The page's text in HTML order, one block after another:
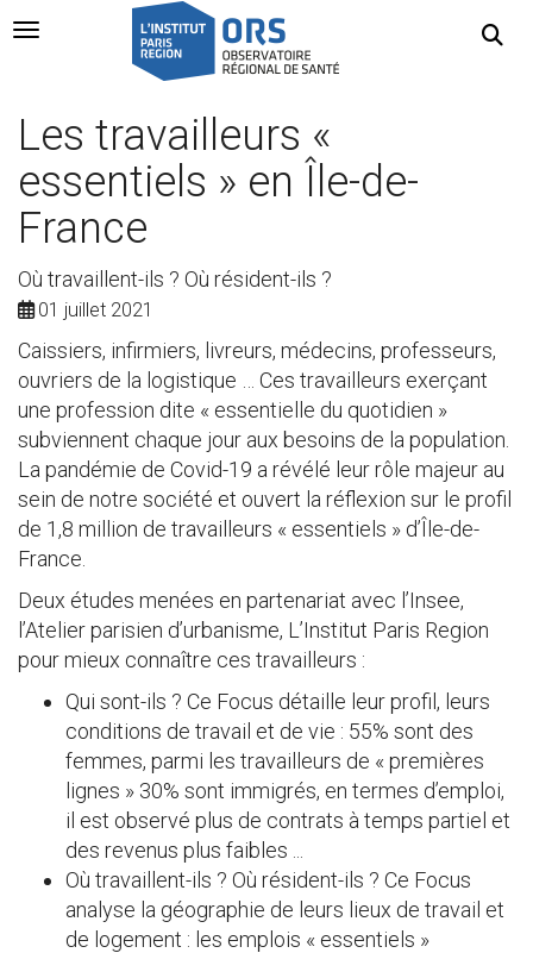
Navigation Toggle
Les travailleurs «
essentiels » en Île-de-
France
Où travaillent-ils ? Où résident-ils ?
01 juillet 2021
Caissiers, infirmiers, livreurs, médecins, professeurs,
ouvriers de la logistique … Ces travailleurs exerçant
une profession dite « essentielle du quotidien »
subviennent chaque jour aux besoins de la population.
La pandémie de Covid-19 a révélé leur rôle majeur au
sein de notre société et ouvert la réflexion sur le profil
de 1,8 million de travailleurs « essentiels » d’Île-de-
France.
Deux études menées en partenariat avec l’Insee,
l’Atelier parisien d’urbanisme, L’Institut Paris Region
pour mieux connaître ces travailleurs :
Qui sont-ils ? Ce Focus détaille leur profil, leurs
conditions de travail et de vie : 55% sont des
femmes, parmi les travailleurs de « premières
lignes » 30% sont immigrés, en termes d’emploi,
il est observé plus de contrats à temps partiel et
des revenus plus faibles ...
Où travaillent-ils ? Où résident-ils ? Ce Focus
analyse la géographie de leurs lieux de travail et
de logement : les emplois « essentiels »